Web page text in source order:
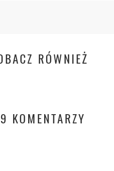
RÓWNIEŻ
KOMENTARZY